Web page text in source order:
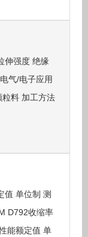
伸强度 绝缘
气/电子应用
料 加工方法
值 单位制 测
D792收缩率
能额定值 单